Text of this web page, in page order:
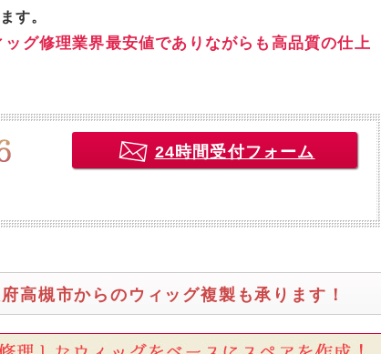
す。
ッグ修理業界最安値でありながらも高品質の仕上
24時間受付フォーム
高槻市からのウィッグ複製も承ります！